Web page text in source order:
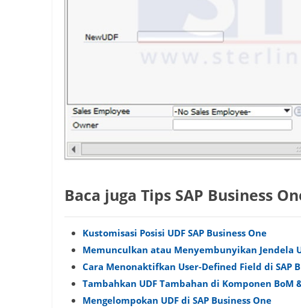
Baca juga Tips SAP Business
Kustomisasi Posisi UDF SAP Business One
Memunculkan atau Menyembunyikan Jendela
Cara Menonaktifkan User-Defined Field di SAP
Tambahkan UDF Tambahan di Komponen BoM
Mengelompokan UDF di SAP Business One